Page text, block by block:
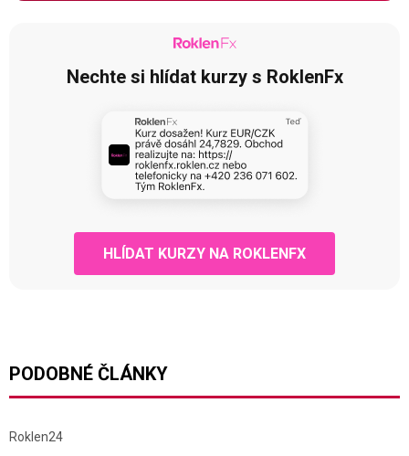
Nechte si hlídat kurzy s RoklenFx
HLÍDAT KURZY NA ROKLENFX
PODOBNÉ ČLÁNKY
Roklen24